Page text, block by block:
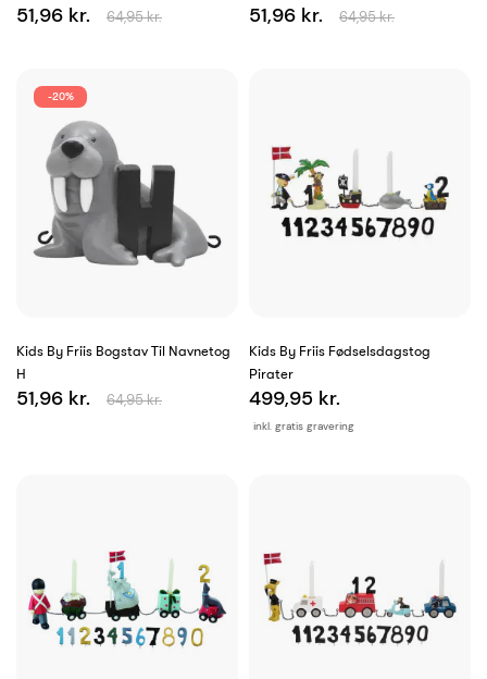
51,96 kr. 64,95 kr. 51,96 kr. 64,95 kr.
Kids By Friis Bogstav Til Navnetog
H
51,96 kr. 64,95 kr.
-20%
Kids By Friis Fødselsdagstog
Pirater
inkl. gratis gravering
499,95 kr.